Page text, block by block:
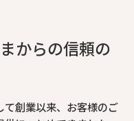
からの信頼の
て創業以来、お客様のご